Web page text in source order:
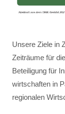
Unsere Ziele in
Zeiträume für
Beteiligung für
wirtschaften in
regionalen